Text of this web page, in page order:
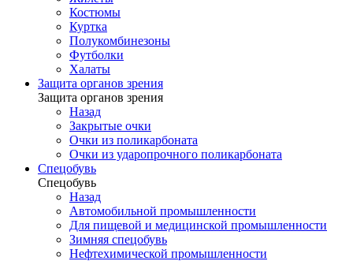
Костюмы
Куртка
Полукомбинезоны
Футболки
Халаты
Защита органов зрения
Защита органов зрения
Назад
Закрытые очки
Очки из поликарбоната
Очки из ударопрочного поликарбоната
Спецобувь
Спецобувь
Назад
Автомобильной промышленности
Для пищевой и медицинской промышленности
Зимняя спецобувь
Нефтехимической промышленности